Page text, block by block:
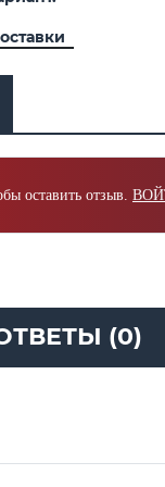
оставить отзыв.
(0)